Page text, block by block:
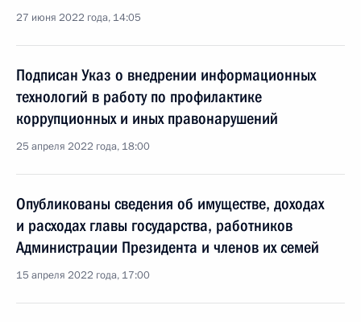
27 июня 2022 года, 14:05
Подписан Указ о внедрении информационных
технологий в работу по профилактике
коррупционных и иных правонарушений
25 апреля 2022 года, 18:00
Опубликованы сведения об имуществе, доходах
и расходах главы государства, работников
Администрации Президента и членов их семей
15 апреля 2022 года, 17:00